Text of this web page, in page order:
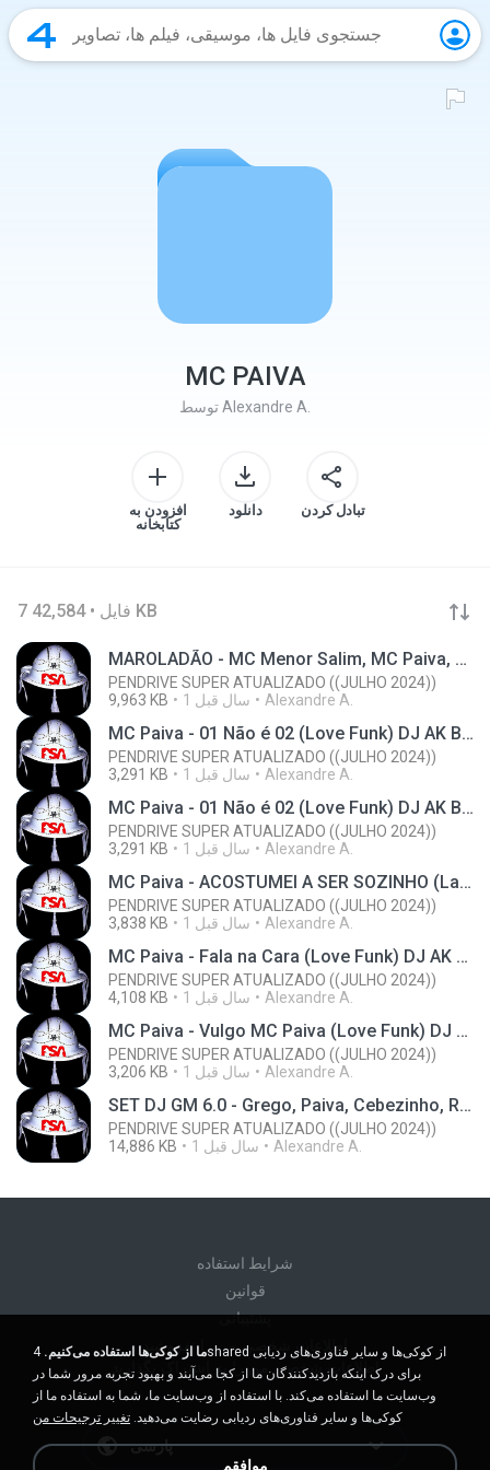
MC PAIVA
توسط Alexandre A.
افزودن به
کتابخانه
دانلود تبادل کردن
7 فایل • 42,584 KB
MAROLADÃO - MC Menor Salim, MC Paiva, Gabb MC, MC Don Juan, MC GH DO 7 - DJ Oreia (Clipe Oficial) - Love Funk.mp3
PENDRIVE SUPER ATUALIZADO ((JULHO 2024))
9,963 KB
1 سال‌ قبل Alexandre A.
MC Paiva - 01 Não é 02 (Love Funk) DJ AK Beats - Love Funk (1).mp3
PENDRIVE SUPER ATUALIZADO ((JULHO 2024))
3,291 KB
1 سال‌ قبل Alexandre A.
MC Paiva - 01 Não é 02 (Love Funk) DJ AK Beats - Love Funk.mp3
PENDRIVE SUPER ATUALIZADO ((JULHO 2024))
3,291 KB
1 سال‌ قبل Alexandre A.
MC Paiva - ACOSTUMEI A SER SOZINHO (Lançamento 2024) Com Letra - Luanzinhoo ZN.mp3
PENDRIVE SUPER ATUALIZADO ((JULHO 2024))
3,838 KB
1 سال‌ قبل Alexandre A.
MC Paiva - Fala na Cara (Love Funk) DJ AK Beats - Love Funk.mp3
PENDRIVE SUPER ATUALIZADO ((JULHO 2024))
4,108 KB
1 سال‌ قبل Alexandre A.
MC Paiva - Vulgo MC Paiva (Love Funk) DJ LK da Escócia - Love Funk.mp3
PENDRIVE SUPER ATUALIZADO ((JULHO 2024))
3,206 KB
1 سال‌ قبل Alexandre A.
SET DJ GM 6.0 - Grego, Paiva, Cebezinho, Ryan, Lipi, Paulin, Triz, Marks, Gabb, Lele,Daniel,Negão,GH - Love Funk.mp3
PENDRIVE SUPER ATUALIZADO ((JULHO 2024))
14,886 KB
1 سال‌ قبل Alexandre A.
شرايط استفاده
قوانين
پشتیبانی
اطلاعات شخصی من را نفروشید
اطلاعات شخصی من را به اشتراک نگذارید
پارسی
ما از کوکی‌ها استفاده می‌کنیم. 4shared از کوکی‌ها و سایر فناوری‌های ردیابی
برای درک اینکه بازدیدکنندگان ما از کجا می‌آیند و بهبود تجربه مرور شما در
وب‌سایت ما استفاده می‌کند. با استفاده از وب‌سایت ما، شما به استفاده ما از
کوکی‌ها و سایر فناوری‌های ردیابی رضایت می‌دهید. تغییر ترجیحات من
موافقم